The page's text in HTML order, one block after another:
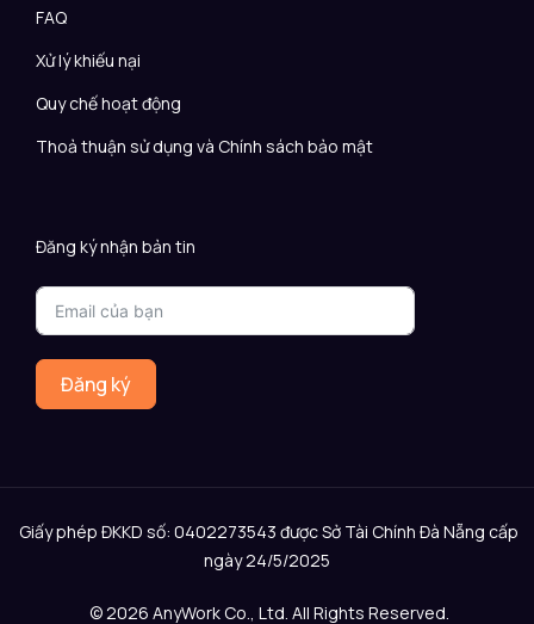
FAQ
Xử lý khiếu nại
Quy chế hoạt động
Thoả thuận sử dụng và Chính sách bảo mật
Đăng ký nhận bản tin
Đăng ký
Giấy phép ĐKKD số: 0402273543 được Sở Tài Chính Đà Nẵng cấp
ngày 24/5/2025
© 2026 AnyWork Co., Ltd. All Rights Reserved.